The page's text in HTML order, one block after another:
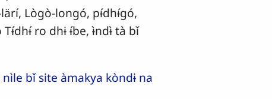
Lògò-longó, pɨ́dhɨ́gó,
ro dhɨ ɨ́be, ɨ̀ndɨ̀ tà bǐ
bǐ site àmakya kòndɨ na